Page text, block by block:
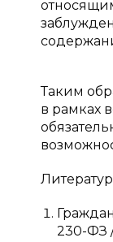
Таким
в рамках
230-ФЗ